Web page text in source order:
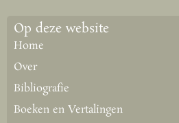
Op deze website
Home
Over
Bibliografie
Boeken en Vertalingen